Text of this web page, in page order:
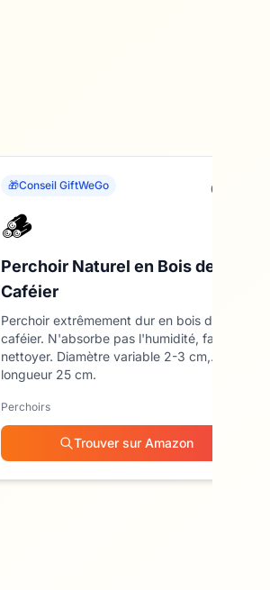
0
🎁Conseil GiftWeGo
🪵
Perchoir Naturel en Bois de
Caféier
Perchoir extrêmement dur en bois de
caféier. N'absorbe pas l'humidité, facile à
nettoyer. Diamètre variable 2-3 cm,
longueur 25 cm.
Perchoirs
Trouver sur Amazon